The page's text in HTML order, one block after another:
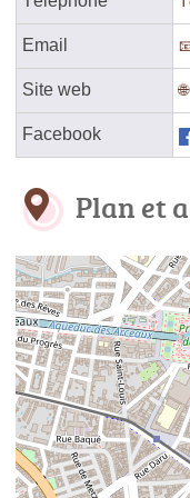
Email
Site web
Facebook
Plan et